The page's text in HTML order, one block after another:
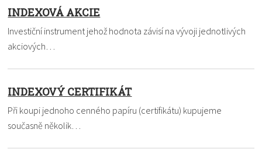
INDEXOVÁ AKCIE
Investiční instrument jehož hodnota závisí na vývoji jednotlivých
akciových…
INDEXOVÝ CERTIFIKÁT
Při koupi jednoho cenného papíru (certifikátu) kupujeme
současně několik…